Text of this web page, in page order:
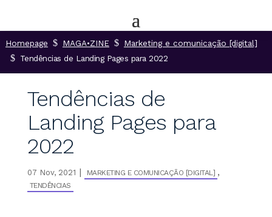
Homepage $ MAGA•ZINE $ Marketing e comunicação [digital]
$ Tendências de Landing Pages para 2022
Tendências de
Landing Pages para
2022
07 Nov, 2021 | MARKETING E COMUNICAÇÃO [DIGITAL] ,
TENDÊNCIAS